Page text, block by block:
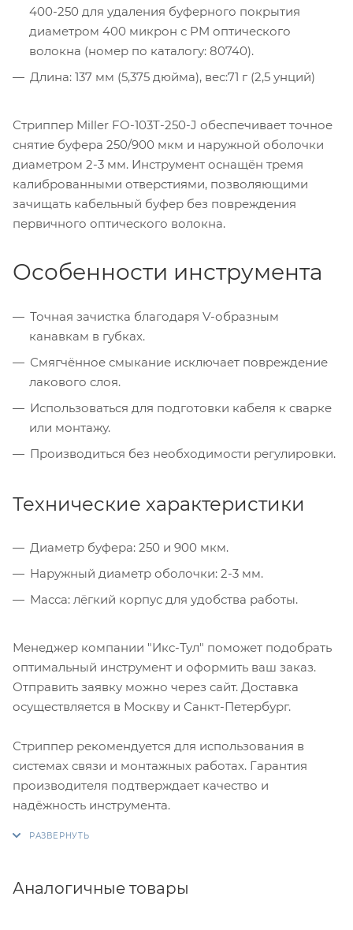
400-250 для удаления буферного покрытия
диаметром 400 микрон с PM оптического
волокна (номер по каталогу: 80740).
Длина: 137 мм (5,375 дюйма), вес:71 г (2,5 унций)
Стриппер Miller FO-103T-250-J обеспечивает точное
снятие буфера 250/900 мкм и наружной оболочки
диаметром 2-3 мм. Инструмент оснащён тремя
калиброванными отверстиями, позволяющими
зачищать кабельный буфер без повреждения
первичного оптического волокна.
Особенности инструмента
Точная зачистка благодаря V-образным
канавкам в губках.
Смягчённое смыкание исключает повреждение
лакового слоя.
Использоваться для подготовки кабеля к сварке
или монтажу.
Производиться без необходимости регулировки.
Технические характеристики
Диаметр буфера: 250 и 900 мкм.
Наружный диаметр оболочки: 2-3 мм.
Масса: лёгкий корпус для удобства работы.
Менеджер компании "Икс-Тул" поможет подобрать
оптимальный инструмент и оформить ваш заказ.
Отправить заявку можно через сайт. Доставка
осуществляется в Москву и Санкт-Петербург.
Стриппер рекомендуется для использования в
системах связи и монтажных работах. Гарантия
производителя подтверждает качество и
надёжность инструмента.
Аналогичные товары